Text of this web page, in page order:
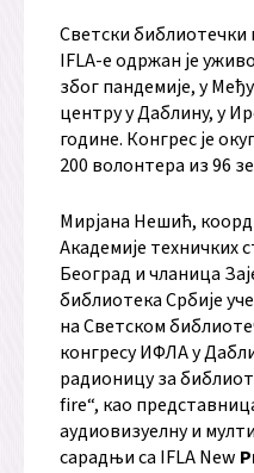
Светски
IFLA-e одржан је
због пандемије, у
центру у Даблину, у
године. Конгрес је
200 волонтера из 96
Мирјана Нешић,
Академије техничких
Београд и чланица
библиотека Србије
на Светском
конгресу ИФЛА у
радионицу за
fire“, као
аудиовизуелну и
сарадњи са IFLA New